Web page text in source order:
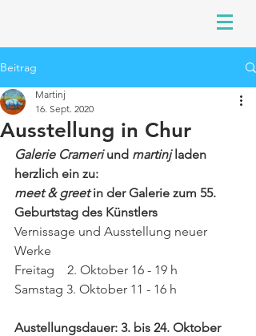
Beitrag
Ausstellung in Chur
Martinj
16. Sept. 2020
Galerie Crameri und martinj laden
herzlich ein zu:
meet & greet in der Galerie zum 55.
Geburtstag des Künstlers
Vernissage und Ausstellung neuer
Werke
Freitag    2. Oktober 16 - 19 h
Samstag 3. Oktober 11 - 16 h
Austellungsdauer: 3. bis 24. Oktober